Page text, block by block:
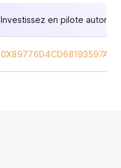
Investissez en pilote